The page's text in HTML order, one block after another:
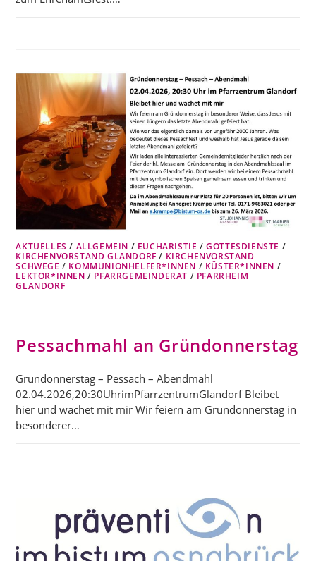
AKTUELLES / ALLGEMEIN / EUCHARISTIE /GOTTESDIENSTE /
KIRCHENVORSTAND GLANDORF / KIRCHENVORSTAND
SCHWEGE / KOMMUNIONHELFER*INNEN / KÜSTER*INNEN /
LEKTOR*INNEN / PFARRGEMEINDERAT / PFARRHEIM
GLANDORF
Pessachmahl an Gründonnerstag
Gründonnerstag – Pessach – Abendmahl
02.04.2026,20:30UhrimPfarrzentrumGlandorf Bleibet
hier und wachet mit mir Wir feiern am Gründonnerstag in
besonderer…